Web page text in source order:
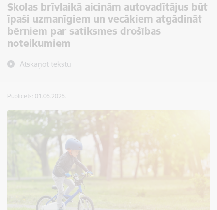
Skolas brīvlaikā aicinām autovadītājus būt
īpaši uzmanīgiem un vecākiem atgādināt
bērniem par satiksmes drošības
noteikumiem
Atskaņot tekstu
Publicēts: 01.06.2026.